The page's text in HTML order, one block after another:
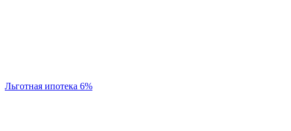
Льготная ипотека 6%